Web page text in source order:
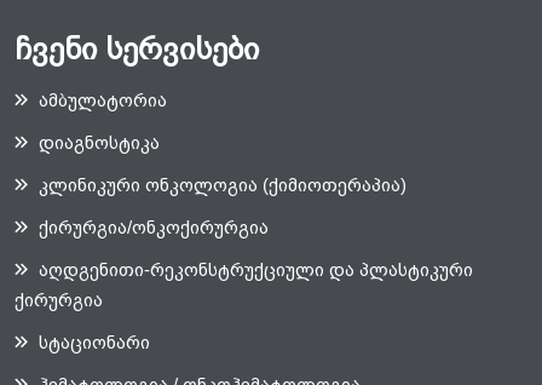
ჩვენი სერვისები
ამბულატორია
დიაგნოსტიკა
კლინიკური ონკოლოგია (ქიმიოთერაპია)
ქირურგია/ონკოქირურგია
აღდგენითი-რეკონსტრუქციული და პლასტიკური
ქირურგია
სტაციონარი